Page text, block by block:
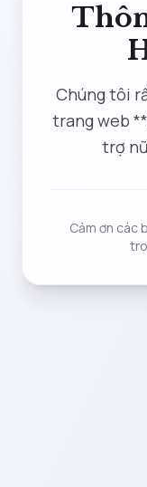
Chúng tôi
trang web
trợ
Cảm ơn các